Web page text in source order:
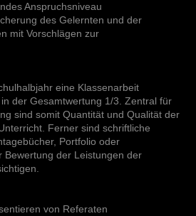
Anspruchsniveau
des Gelernten und der
mit Vorschlägen zur
eine Klassenarbeit
der Gesamtwertung 1/3. Zentral für
sind somit Quantität und Qualität der
Ferner sind schriftliche
Portfolio oder
Bewertung der Leistungen der
von Referaten